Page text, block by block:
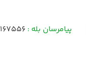
پیامرسان بله :